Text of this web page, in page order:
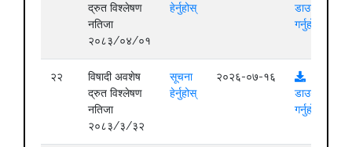
द्रुत विश्लेषण
नतिजा
२०८३/०४/०१
हेर्नुहोस्
डाउनलोड
गर्नुहोस्
२२
विषादी अवशेष
द्रुत विश्लेषण
नतिजा
२०८३/३/३२
सूचना
हेर्नुहोस्
२०२६-०७-१६
डाउनलोड
गर्नुहोस्